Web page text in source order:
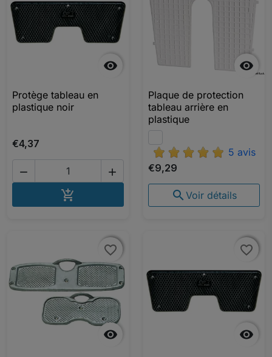

Protège tableau en
plastique noir
€4,37
 
 AJOUTER AU PANIER

Plaque de protection
tableau arrière en
plastique
5 avis
€9,29
 Voir détails

favorite_border
favorite_border

favorite_border
favorite_border